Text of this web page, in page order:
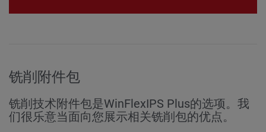
铣削附件包
铣削技术附件包是WinFlexIPS Plus的选项。我
们很乐意当面向您展示相关铣削包的优点。